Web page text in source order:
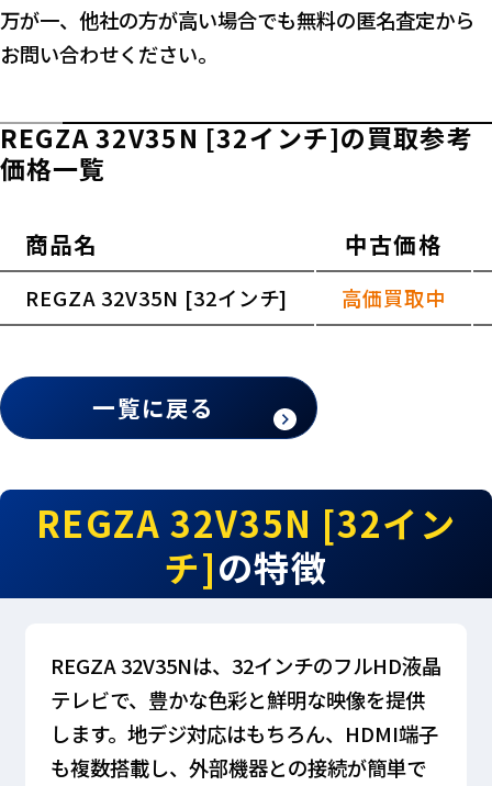
万が一、他社の方が高い場合でも無料の匿名査定から
お問い合わせください。
REGZA 32V35N [32インチ]の買取参考
価格一覧
商品名 中古価格
REGZA 32V35N [32インチ] 高価買取中
横スクロールできます
一覧に戻る
REGZA 32V35N [32イン
チ]の特徴
REGZA 32V35Nは、32インチのフルHD液晶
テレビで、豊かな色彩と鮮明な映像を提供
します。地デジ対応はもちろん、HDMI端子
も複数搭載し、外部機器との接続が簡単で